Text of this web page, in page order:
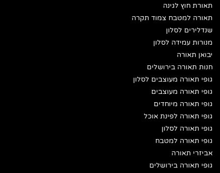
תאורת חוץ לגינה
תאורה למטבח צמוד תקרה
שנדלירים לסלון
מנורות עמידה לסלון
יבואן תאורה
חנות תאורה בירושלים
גופי תאורה מעוצבים לסלון
גופי תאורה מעוצבים
גופי תאורה מיוחדים
גופי תאורה לפינת אוכל
גופי תאורה לסלון
גופי תאורה למטבח
אביזרי תאורה
גופי תאורה בירושלים